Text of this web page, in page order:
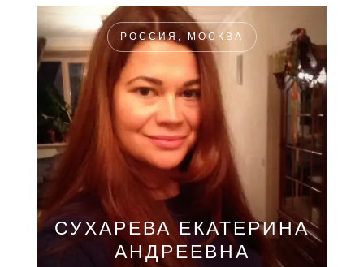
РОССИЯ, МОСКВА
СУХАРЕВА ЕКАТЕРИНА
АНДРЕЕВНА